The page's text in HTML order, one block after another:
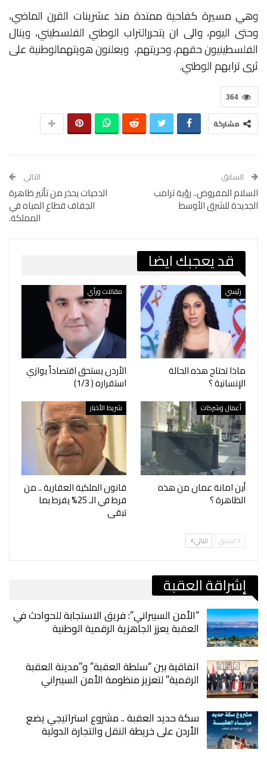
وهي مسيرة كفاحية ممتدة منذ عشرينات القرن الماضي،
وحتى اليوم، والى ان يتحررالتراب الوطني الفلسطيني، وينال
الفلسطينيونحقهم،وحريتهم، ويعلنونهويتهمالوطنيةعلى
ثرىترابهمالوطني.
364
مشاركة
السابق
السلام المفروض.. رؤية ترامب
الجديدة للشرق الأوسط
التالي
الدحيات يحذر من تأثير ظاهرة
الجفاف قطاع المياه في
المملكة.
قد يعجبك ايضا
رئيسي
ماذا تحتاج هذه الحالة
الإنسانية ؟
مقالات ورأي
الأردن يستحق اقتصاداً يوازي
استقراره ( 1/3)
أعمال وشركات
أين امانة عمان من هذه
الظاهرة ؟
شريط الأخبار
قانون الملكية العقارية .. من
فرط في الـ 25% يفرط بما
تبقى
السابق التالي
إشراقة العقبة
“الأمن السيبراني”: فريق الاستجابة للحوادث في
العقبة يعزز الجاهزية الرقمية الوطنية
اتفاقية بين “سلطة العقبة” و”مدينة العقبة
الرقمية” لتعزيز منظومة الأمن السيبراني
سكة حديد العقبة .. مشروع استراتيجي يضع
الأردن على خريطة النقل والتجارة الدولية